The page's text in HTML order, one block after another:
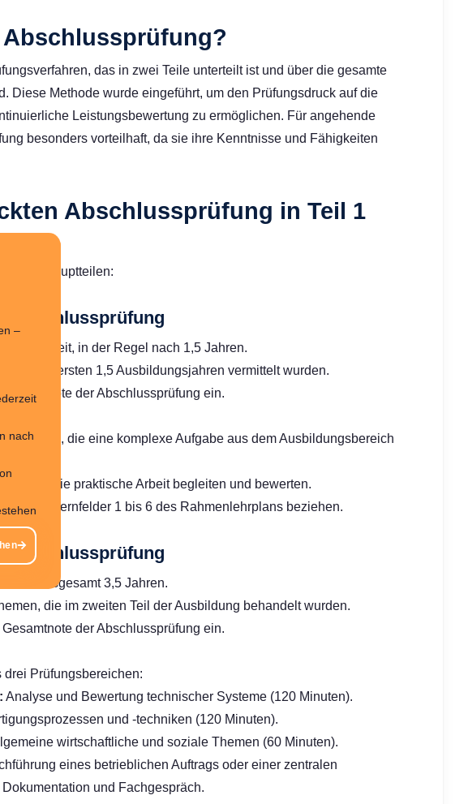
das in zwei Teile unterteilt ist und über die gesamte
Diese Methode wurde eingeführt, um den Prüfungsdruck auf die
Leistungsbewertung zu ermöglichen. Für angehende
besonders vorteilhaft, da sie ihre Kenntnisse und Fähigkeiten
Abschlussprüfung in Teil 1
zwei Hauptteilen:
Abschlussprüfung
in der Regel nach 1,5 Jahren.
in den ersten 1,5 Ausbildungsjahren vermittelt wurden.
der Abschlussprüfung ein.
Prüfung, die eine komplexe Aufgabe aus dem Ausbildungsbereich
die die praktische Arbeit begleiten und bewerten.
auf die Lernfelder 1 bis 6 des Rahmenlehrplans beziehen.
Abschlussprüfung
nach insgesamt 3,5 Jahren.
die im zweiten Teil der Ausbildung behandelt wurden.
der Abschlussprüfung ein.
drei Prüfungsbereichen:
Analyse und Bewertung technischer Systeme (120 Minuten).
und -techniken (120 Minuten).
wirtschaftliche und soziale Themen (60 Minuten).
eines betrieblichen Auftrags oder einer zentralen
und Fachgespräch.
–
nach